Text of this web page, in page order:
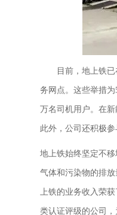
目前，地上铁
务网点。这些举措
万名司机用户。在
此外，公司还积极
地上铁始终坚定不
气体和污染物的排
上铁的业务收入荣
类认证评级的公司，